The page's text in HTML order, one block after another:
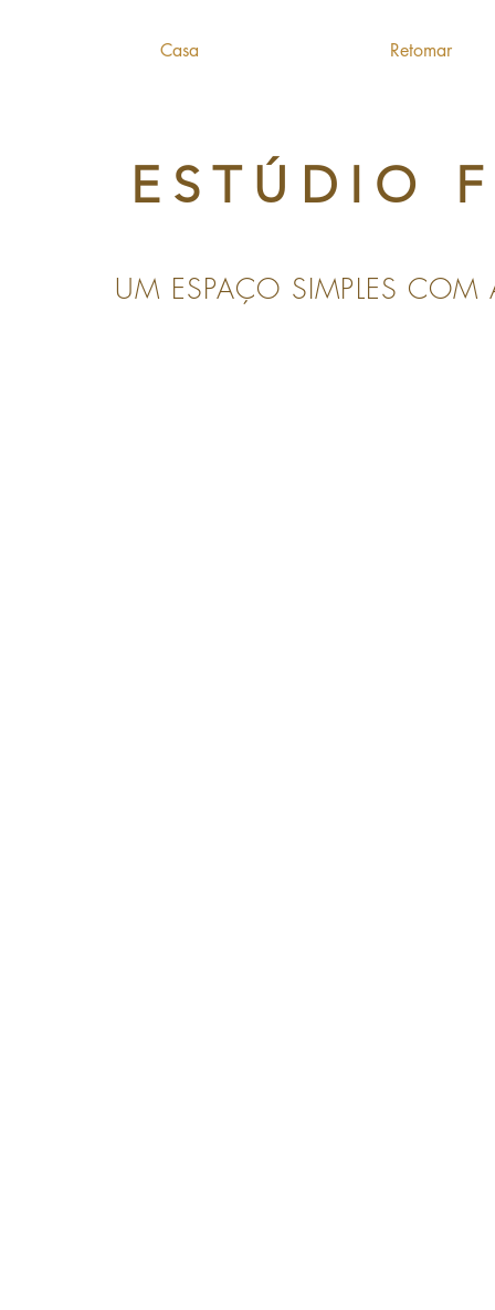
Casa Retomar
ESTÚDIO
UM ESPAÇO SIMPLES